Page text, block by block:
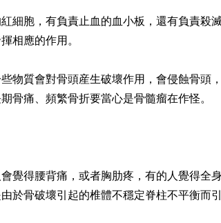
細胞，有負責止血的血小板，還有負責殺
相應的作用。
物質會對骨頭産生破壞作用，會侵蝕骨頭
骨痛、頻繁骨折要當心是骨髓瘤在作怪。
覺得腰背痛，或者胸肋疼，有的人覺得全
於骨破壞引起的椎體不穩定脊柱不平衡而